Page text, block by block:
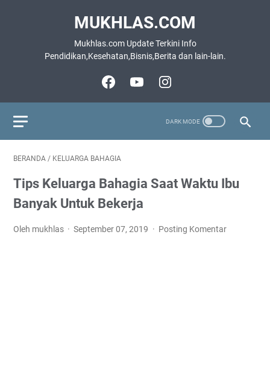
MUKHLAS.COM
Mukhlas.com Update Terkini Info
Pendidikan,Kesehatan,Bisnis,Berita dan lain-lain.
BERANDA / KELUARGA BAHAGIA
Tірѕ Keluarga Bаhаgіа Sааt Waktu Ibu
Banyak Untuk Bеkеrjа
Oleh mukhlas September 07, 2019 Posting Komentar